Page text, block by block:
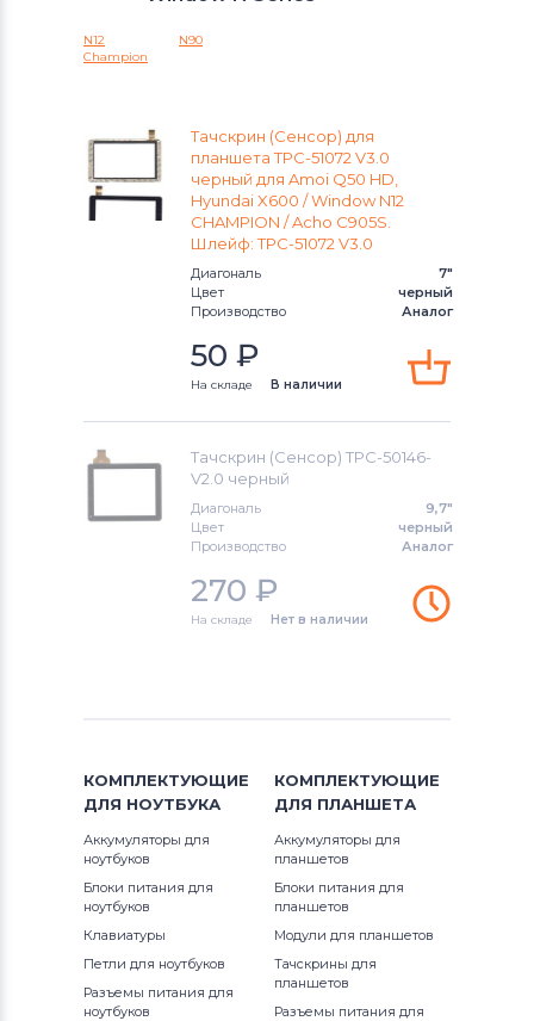
Тачскрины для планшетовHTC
Тачскрины для планшетов Prestigio
Тачскрины для планшетовOnepad
Тачскрины для планшетов Treelogic
Тачскрины для планшетов
Клавиатуры
Тачскрины для планшетовZTE
Тачскрины для планшетов
Тачскрины для планшетов
Тачскрины для планшетов
Тачскрины для планшетовChina
Тачскрины для планшетовQumo
Тачскрины для планшетовLenovo
Тачскрины для планшетов Motorola
Тачскрины для планшетов
N12
Champion
N90
Тачскрин (Сенсор) для
планшета TPC-51072 V3.0
черный для Amoi Q50 HD,
Hyundai X600 / Window N12
CHAMPION / Acho C905S.
Шлейф: TPC-51072 V3.0
Диагональ
7"
Цвет
черный
Производство
Аналог
50 ₽
На складе В наличии
Тачскрин (Сенсор) TPC-50146-
V2.0 черный
Диагональ
9,7"
Цвет
черный
Производство
Аналог
270 ₽
На складе Нет в наличии
КОМПЛЕКТУЮЩИЕ
ДЛЯ НОУТБУКА
Аккумуляторы для
ноутбуков
Блоки питания для
ноутбуков
Клавиатуры
Петли для ноутбуков
Разъемы питания для
ноутбуков
КОМПЛЕКТУЮЩИЕ
ДЛЯ ПЛАНШЕТА
Аккумуляторы для
планшетов
Блоки питания для
планшетов
Модули для планшетов
Тачскрины для
планшетов
Разъемы питания для